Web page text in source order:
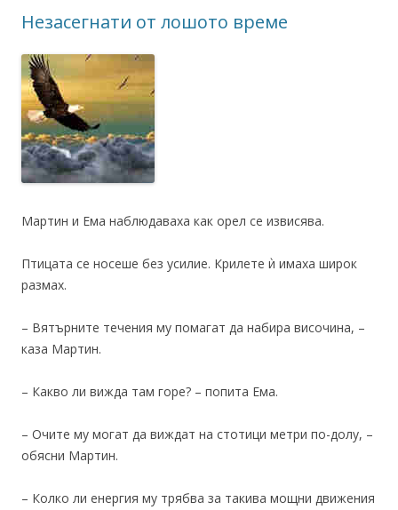
Незасегнати от лошото време
Мартин и Ема наблюдаваха как орел се извисява.
Птицата се носеше без усилие. Крилете ѝ имаха широк
размах.
– Вятърните течения му помагат да набира височина, –
каза Мартин.
– Какво ли вижда там горе? – попита Ема.
– Очите му могат да виждат на стотици метри по-долу, –
обясни Мартин.
– Колко ли енергия му трябва за такива мощни движения